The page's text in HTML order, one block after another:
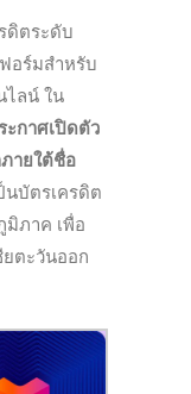
ดิตระดับ
อร์มสำหรับ
ไลน์ ใน
ะกาศเปิดตัว
ายใต้ชื่อ
นบัตรเครดิต
ภาค เพื่อ
ยตะวันออก